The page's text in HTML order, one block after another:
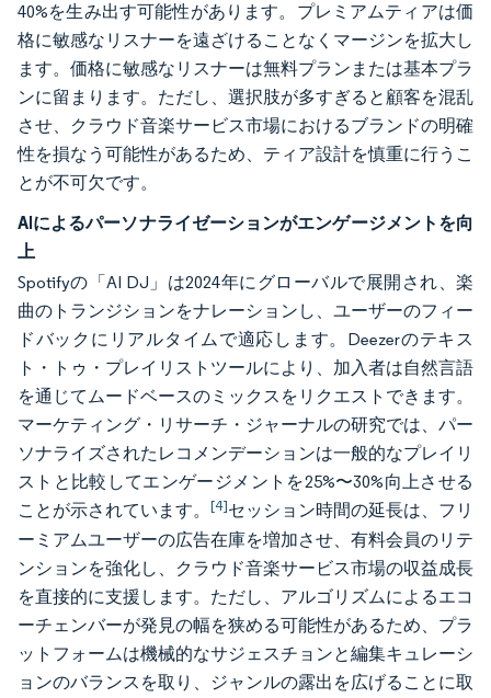
40%を生み出す可能性があります。プレミアムティアは価
格に敏感なリスナーを遠ざけることなくマージンを拡大し
ます。価格に敏感なリスナーは無料プランまたは基本プラ
ンに留まります。ただし、選択肢が多すぎると顧客を混乱
させ、クラウド音楽サービス市場におけるブランドの明確
性を損なう可能性があるため、ティア設計を慎重に行うこ
とが不可欠です。
AIによるパーソナライゼーションがエンゲージメントを向
上
Spotifyの「AI DJ」は2024年にグローバルで展開され、楽
曲のトランジションをナレーションし、ユーザーのフィー
ドバックにリアルタイムで適応します。Deezerのテキス
ト・トゥ・プレイリストツールにより、加入者は自然言語
を通じてムードベースのミックスをリクエストできます。
マーケティング・リサーチ・ジャーナルの研究では、パー
ソナライズされたレコメンデーションは一般的なプレイリ
ストと比較してエンゲージメントを25%〜30%向上させる
ことが示されています。 [4]セッション時間の延長は、フリ
ーミアムユーザーの広告在庫を増加させ、有料会員のリテ
ンションを強化し、クラウド音楽サービス市場の収益成長
を直接的に支援します。ただし、アルゴリズムによるエコ
ーチェンバーが発見の幅を狭める可能性があるため、プラ
ットフォームは機械的なサジェスチョンと編集キュレーシ
ョンのバランスを取り、ジャンルの露出を広げることに取